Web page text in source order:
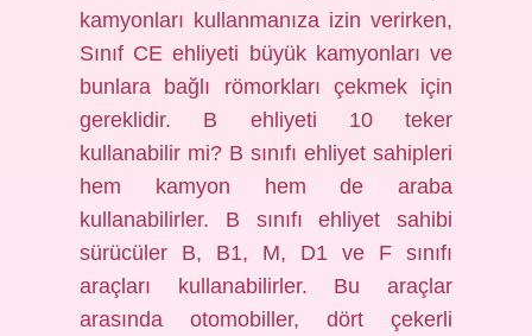
kamyonları kullanmanıza izin verirken,
Sınıf CE ehliyeti büyük kamyonları ve
bunlara bağlı römorkları çekmek için
gereklidir. B ehliyeti 10 teker
kullanabilir mi? B sınıfı ehliyet sahipleri
hem kamyon hem de araba
kullanabilirler. B sınıfı ehliyet sahibi
sürücüler B, B1, M, D1 ve F sınıfı
araçları kullanabilirler. Bu araçlar
arasında otomobiller, dört çekerli